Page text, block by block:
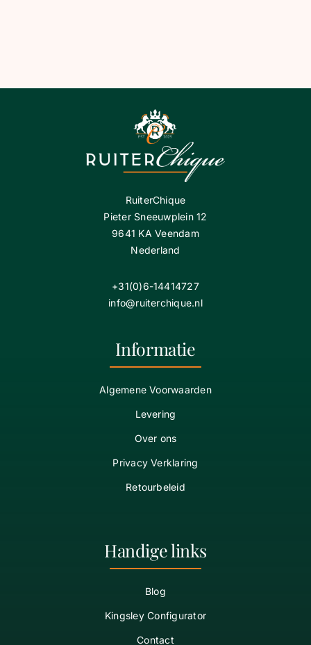
RuiterChique
Pieter Sneeuwplein 12
9641 KA Veendam
Nederland
+31(0)6-14414727
info@ruiterchique.nl
Informatie
Algemene Voorwaarden
Levering
Over ons
Privacy Verklaring
Retourbeleid
Handige links
Blog
Kingsley Configurator
Contact